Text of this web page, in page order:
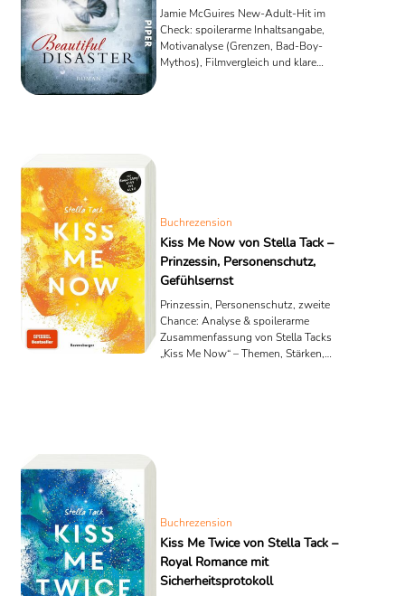
Jamie McGuires New-Adult-Hit im
Check: spoilerarme Inhaltsangabe,
Motivanalyse (Grenzen, Bad-Boy-
Mythos), Filmvergleich und klare
Buchrezension
Kiss Me Now von Stella Tack –
Prinzessin, Personenschutz,
Gefühlsernst
Prinzessin, Personenschutz, zweite
Chance: Analyse & spoilerarme
Zusammenfassung von Stella Tacks
„Kiss Me Now“ – Themen, Stärken,
Buchrezension
Kiss Me Twice von Stella Tack –
Royal Romance mit
Sicherheitsprotokoll